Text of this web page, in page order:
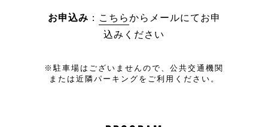
お申込み ： こちらからメールにてお申
込みください
※駐車場はございませんので、公共交通機関
または近隣パーキングをご利用ください。